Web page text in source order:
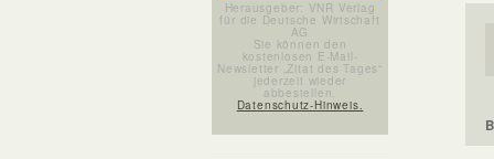
Herausgeber: VNR Verlag
für die Deutsche Wirtschaft
AG
Sie können den
kostenlosen E-Mail-
Newsletter „Zitat des Tages“
jederzeit wieder
abbestellen.
Datenschutz-Hinweis.